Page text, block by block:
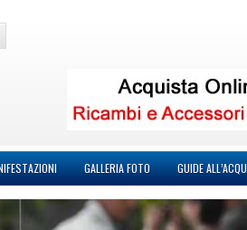
GALLERIA FOTO GUIDE